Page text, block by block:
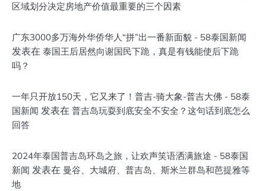
区域划分决定房地产价值最重要的三个因素
广东3000多万海外华侨华人“拼”出一番新面貌 - 58泰国新闻
发表在 泰国王后居然向谢国民下跪，真是有钱能使后下跪
吗？
一年只开放150天，它又来了！普吉-骑大象-普吉大佛 - 58泰
国新闻 发表在 普吉岛玩耍到底安全不安全？这句话到底怎么
回答
2024年泰国普吉岛环岛之旅，让欢声笑语洒满旅途 - 58泰国
新闻 发表在 曼谷、大城府、普吉岛、斯米兰群岛和芭提雅等
地